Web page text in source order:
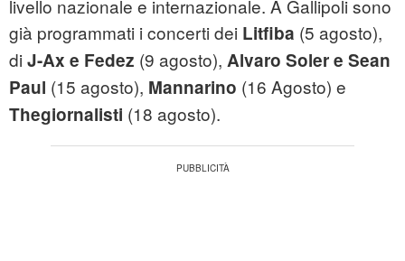
livello nazionale e internazionale. A Gallipoli sono
già programmati i concerti dei Litfiba (5 agosto),
di J-Ax e Fedez (9 agosto), Alvaro Soler e Sean
Paul (15 agosto), Mannarino (16 Agosto) e
Thegiornalisti (18 agosto).